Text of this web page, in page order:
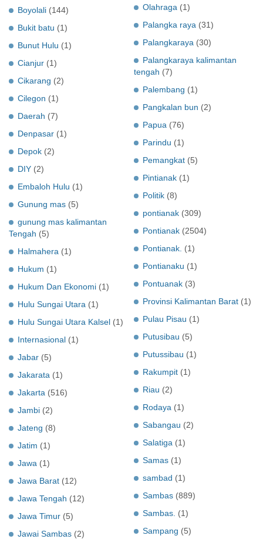
Boyolali (144)
Bukit batu (1)
Bunut Hulu (1)
Cianjur (1)
Cikarang (2)
Cilegon (1)
Daerah (7)
Denpasar (1)
Depok (2)
DIY (2)
Embaloh Hulu (1)
Gunung mas (5)
gunung mas kalimantan
Tengah (5)
Halmahera (1)
Hukum (1)
Hukum Dan Ekonomi (1)
Hulu Sungai Utara (1)
Hulu Sungai Utara Kalsel (1)
Internasional (1)
Jabar (5)
Jakarata (1)
Jakarta (516)
Jambi (2)
Jateng (8)
Jatim (1)
Jawa (1)
Jawa Barat (12)
Jawa Tengah (12)
Jawa Timur (5)
Jawai Sambas (2)
Olahraga (1)
Palangka raya (31)
Palangkaraya (30)
Palangkaraya kalimantan
tengah (7)
Palembang (1)
Pangkalan bun (2)
Papua (76)
Parindu (1)
Pemangkat (5)
Pintianak (1)
Politik (8)
pontianak (309)
Pontianak (2504)
Pontianak. (1)
Pontianaku (1)
Pontuanak (3)
Provinsi Kalimantan Barat (1)
Pulau Pisau (1)
Putusibau (5)
Putussibau (1)
Rakumpit (1)
Riau (2)
Rodaya (1)
Sabangau (2)
Salatiga (1)
Samas (1)
sambad (1)
Sambas (889)
Sambas. (1)
Sampang (5)